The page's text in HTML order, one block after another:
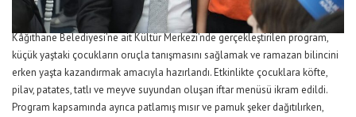
Kâğıthane Belediyesi’ne ait Kültür Merkezi’nde gerçekleştirilen program,
küçük yaştaki çocukların oruçla tanışmasını sağlamak ve ramazan bilincini
erken yaşta kazandırmak amacıyla hazırlandı. Etkinlikte çocuklara köfte,
pilav, patates, tatlı ve meyve suyundan oluşan iftar menüsü ikram edildi.
Program kapsamında ayrıca patlamış mısır ve pamuk şeker dağıtılırken,